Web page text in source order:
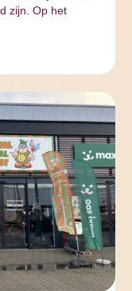
zijn. Op het